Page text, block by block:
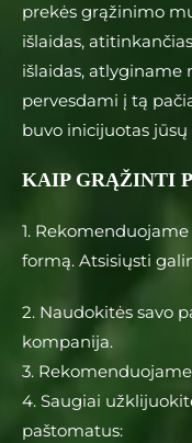
prekės grąžinimo
išlaidas,
išlaidas, atlyginame
pervesdami į tą
buvo inicijuotas
KAIP GRĄŽINTI
1.
formą. Atsisiųsti
2. Naudokitės savo
kompanija.
3.
4. Saugiai
paštomatus: